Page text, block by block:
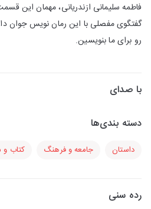
فاطمه سلیمانی ازندریانی، مهمان این
گفتگوی مفصلی با این رمان نویس جوان
رو برای ما بنویسین.
با صدای
دسته بندی‌ها
داستان جامعه و فرهنگ کتاب و
رده سنی